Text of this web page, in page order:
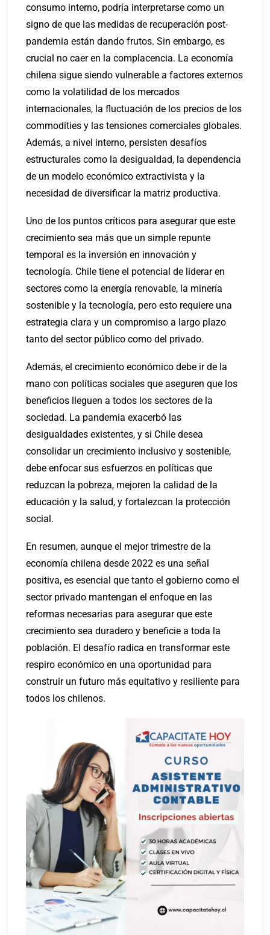
consumo interno, podría interpretarse como un
signo de que las medidas de recuperación post-
pandemia están dando frutos. Sin embargo, es
crucial no caer en la complacencia. La economía
chilena sigue siendo vulnerable a factores externos
como la volatilidad de los mercados
internacionales, la fluctuación de los precios de los
commodities y las tensiones comerciales globales.
Además, a nivel interno, persisten desafíos
estructurales como la desigualdad, la dependencia
de un modelo económico extractivista y la
necesidad de diversificar la matriz productiva.
Uno de los puntos críticos para asegurar que este
crecimiento sea más que un simple repunte
temporal es la inversión en innovación y
tecnología. Chile tiene el potencial de liderar en
sectores como la energía renovable, la minería
sostenible y la tecnología, pero esto requiere una
estrategia clara y un compromiso a largo plazo
tanto del sector público como del privado.
Además, el crecimiento económico debe ir de la
mano con políticas sociales que aseguren que los
beneficios lleguen a todos los sectores de la
sociedad. La pandemia exacerbó las
desigualdades existentes, y si Chile desea
consolidar un crecimiento inclusivo y sostenible,
debe enfocar sus esfuerzos en políticas que
reduzcan la pobreza, mejoren la calidad de la
educación y la salud, y fortalezcan la protección
social.
En resumen, aunque el mejor trimestre de la
economía chilena desde 2022 es una señal
positiva, es esencial que tanto el gobierno como el
sector privado mantengan el enfoque en las
reformas necesarias para asegurar que este
crecimiento sea duradero y beneficie a toda la
población. El desafío radica en transformar este
respiro económico en una oportunidad para
construir un futuro más equitativo y resiliente para
todos los chilenos.